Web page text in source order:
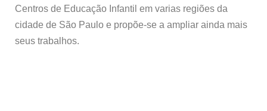
Centros de Educação Infantil em varias regiões da
cidade de São Paulo e propõe-se a ampliar ainda mais
seus trabalhos.